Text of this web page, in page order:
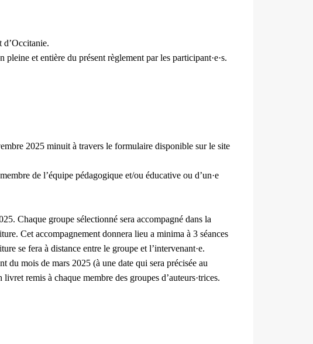
d’Occitanie.
et entière du présent règlement par les participant·e·s.
2025 minuit à travers le formulaire disponible sur le site
de l’équipe pédagogique et/ou éducative ou d’un·e
Chaque groupe sélectionné sera accompagné dans la
Cet accompagnement donnera lieu a minima à 3 séances
se fera à distance entre le groupe et l’intervenant·e.
du mois de mars 2025 (à une date qui sera précisée au
remis à chaque membre des groupes d’auteurs·trices.